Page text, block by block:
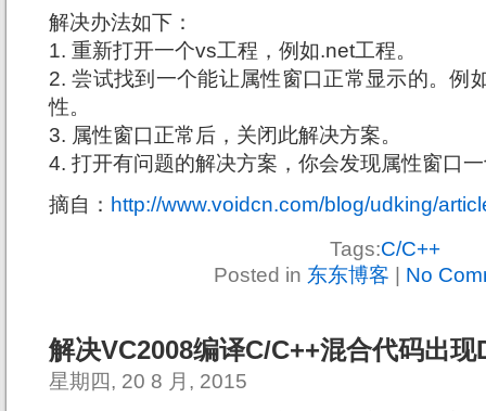
解决办法如下：
1. 重新打开一个vs工程，例如.net工程。
2. 尝试找到一个能让属性窗口正常显示的。例
性。
3. 属性窗口正常后，关闭此解决方案。
4. 打开有问题的解决方案，你会发现属性窗口
摘自： http://www.voidcn.com/blog/udking/
Tags:C/C++
Posted in 东东博客 No
解决VC2008编译C/C++混合代码出现
星期四, 20 8 月, 2015